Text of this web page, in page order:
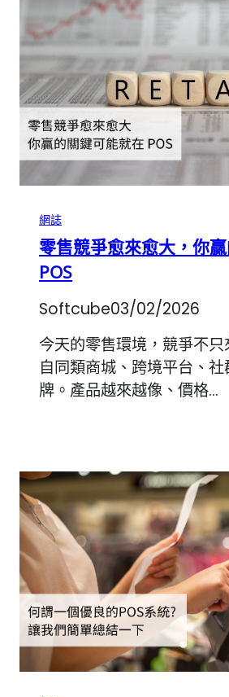
網誌
零售競爭愈來愈大，你
POS
Softcube03/02/2026
今天的零售環境，競爭不
自同類商城、跨境平台、
牌。產品越來越像、價格…